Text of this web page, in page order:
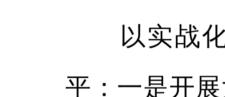
以实战化
平：一是开